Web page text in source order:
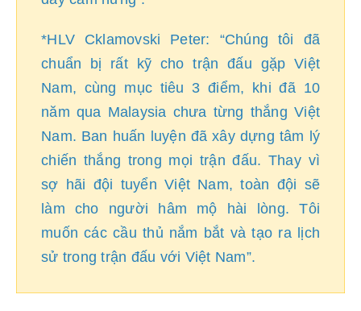
*HLV Cklamovski Peter: “Chúng tôi đã
chuẩn bị rất kỹ cho trận đấu gặp Việt
Nam, cùng mục tiêu 3 điểm, khi đã 10
năm qua Malaysia chưa từng thắng Việt
Nam. Ban huấn luyện đã xây dựng tâm lý
chiến thắng trong mọi trận đấu. Thay vì
sợ hãi đội tuyển Việt Nam, toàn đội sẽ
làm cho người hâm mộ hài lòng. Tôi
muốn các cầu thủ nắm bắt và tạo ra lịch
sử trong trận đấu với Việt Nam”.